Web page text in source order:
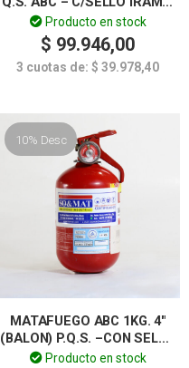
YUKON
Producto en stock
$ 99.946,00
3 cuotas de: $ 39.978,40
10% Desc
MATAFUEGO ABC 1KG. 4″
(BALON) P.Q.S. –CON SELLO
IRAM– YUKON
Producto en stock